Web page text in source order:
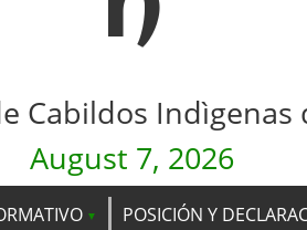
Cabildos Indìgenas
August 7, 2026
POSICIÓN Y